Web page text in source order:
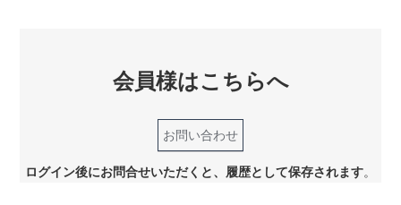
会員様はこちらへ
お問い合わせ
ログイン後にお問合せいただくと、履歴として保存されます。